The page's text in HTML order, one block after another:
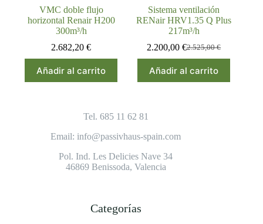
VMC doble flujo
horizontal Renair H200
300m³/h
2.682,20€
Añadir al carrito
Sistema ventilación
RENair HRV1.35 Q Plus
217m³/h
2.525,00€
El
original
era:
2.200,00€
El
actual
es:
Añadir al carrito
Tel. 685 11 62 81
Email: info@passivhaus-spain.com
Pol. Ind. Les Delicies Nave 34
46869 Benissoda, Valencia
Categorías